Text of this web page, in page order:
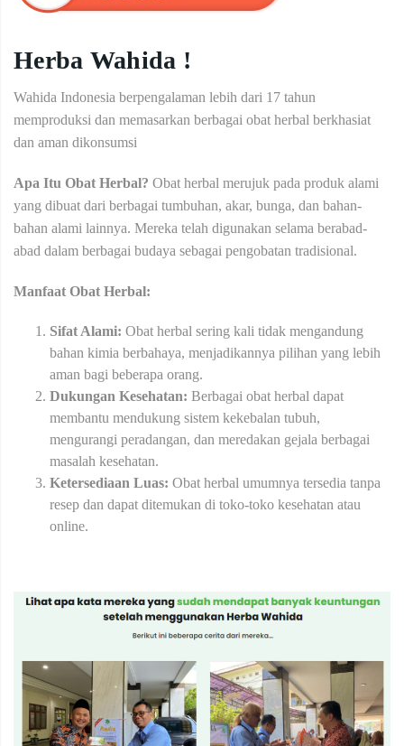
Herba Wahida !
Wahida Indonesia berpengalaman lebih dari 17 tahun
memproduksi dan memasarkan berbagai obat herbal berkhasiat
dan aman dikonsumsi
Apa Itu Obat Herbal? Obat herbal merujuk pada produk alami
yang dibuat dari berbagai tumbuhan, akar, bunga, dan bahan-
bahan alami lainnya. Mereka telah digunakan selama berabad-
abad dalam berbagai budaya sebagai pengobatan tradisional.
Manfaat Obat Herbal:
Sifat Alami: Obat herbal sering kali tidak mengandung
bahan kimia berbahaya, menjadikannya pilihan yang lebih
aman bagi beberapa orang.
Dukungan Kesehatan: Berbagai obat herbal dapat
membantu mendukung sistem kekebalan tubuh,
mengurangi peradangan, dan meredakan gejala berbagai
masalah kesehatan.
Ketersediaan Luas: Obat herbal umumnya tersedia tanpa
resep dan dapat ditemukan di toko-toko kesehatan atau
online.